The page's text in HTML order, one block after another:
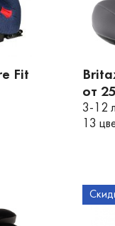
Fit
от
3-12
13